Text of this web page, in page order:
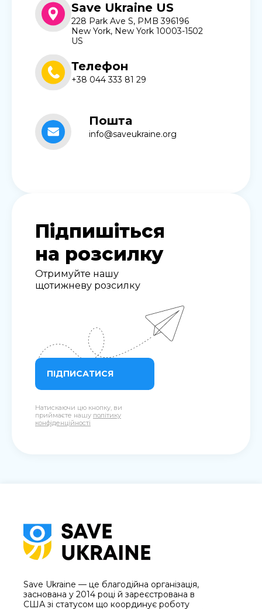
Save Ukraine US
228 Park Ave S, PMB 396196
New York, New York 10003-1502
US
Телефон
+38 044 333 81 29
Пошта
info@saveukraine.org
Підпишіться
на розсилку
Отримуйте нашу
щотижневу розсилку
ПІДПИСАТИСЯ
Натискаючи цю кнопку, ви
приймаєте нашу політику
конфіденційності
Save Ukraine — це благодійна організація,
заснована у 2014 році й зареєстрована в
США зі статусом що координує роботу